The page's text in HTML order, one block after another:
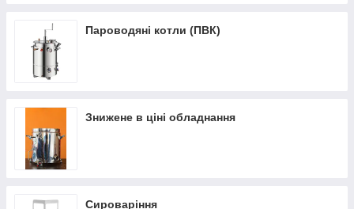
Пароводяні котли (ПВК)
Знижене в ціні обладнання
Сироваріння